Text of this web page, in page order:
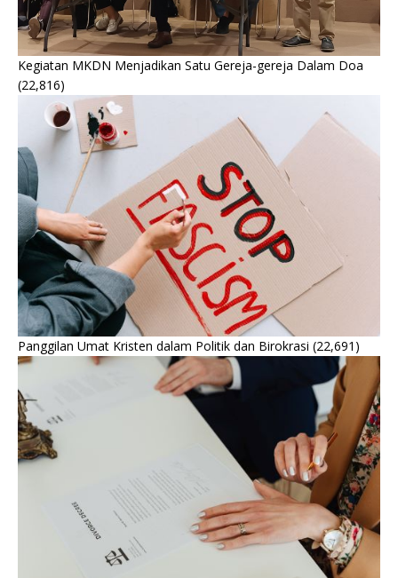
Kegiatan MKDN Menjadikan Satu Gereja-gereja Dalam Doa
(22,816)
Panggilan Umat Kristen dalam Politik dan Birokrasi (22,691)